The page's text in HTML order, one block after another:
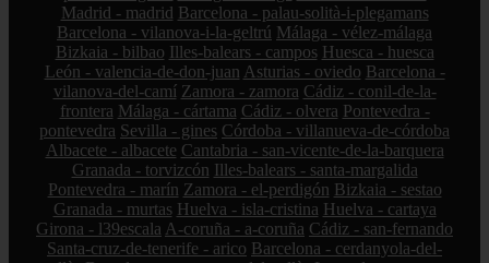
Madrid - madrid Barcelona - palau-solità-i-plegamans
Barcelona - vilanova-i-la-geltrú Málaga - vélez-málaga
Bizkaia - bilbao Illes-balears - campos Huesca - huesca
León - valencia-de-don-juan Asturias - oviedo Barcelona -
vilanova-del-camí Zamora - zamora Cádiz - conil-de-la-
frontera Málaga - cártama Cádiz - olvera Pontevedra -
pontevedra Sevilla - gines Córdoba - villanueva-de-córdoba
Albacete - albacete Cantabria - san-vicente-de-la-barquera
Granada - torvizcón Illes-balears - santa-margalida
Pontevedra - marín Zamora - el-perdigón Bizkaia - sestao
Granada - murtas Huelva - isla-cristina Huelva - cartaya
Girona - l39escala A-coruña - a-coruña Cádiz - san-fernando
Santa-cruz-de-tenerife - arico Barcelona - cerdanyola-del-